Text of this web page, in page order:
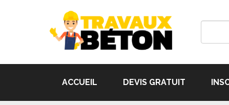
ACCUEIL DEVIS GRATUIT